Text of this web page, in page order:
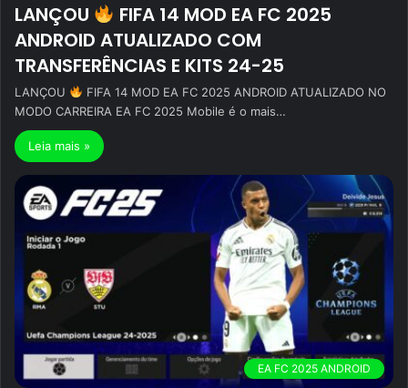
LANÇOU
FIFA 14 MOD EA FC 2025
ANDROID ATUALIZADO COM
TRANSFERÊNCIAS E KITS 24-25
LANÇOU
FIFA 14 MOD EA FC 2025 ANDROID ATUALIZADO NO
MODO CARREIRA EA FC 2025 Mobile é o mais…
Leia mais »
EA FC 2025 ANDROID